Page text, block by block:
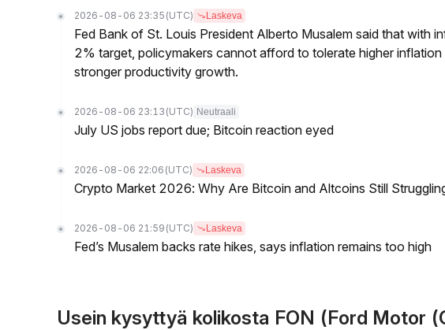
2026-08-06 23:35 (UTC) Laskeva
Fed Bank of St. Louis President Alberto Musalem said that with
2% target, policymakers cannot afford to tolerate higher
stronger productivity growth.
2026-08-06 23:13 (UTC) Neutraali
July US jobs report due; Bitcoin reaction eyed
2026-08-06 22:06 (UTC) Laskeva
Crypto Market 2026: Why Are Bitcoin and Altcoins Still
2026-08-06 21:59 (UTC) Laskeva
Fed’s Musalem backs rate hikes, says inflation remains too high
Usein kysyttyä kolikosta FON (Ford Motor